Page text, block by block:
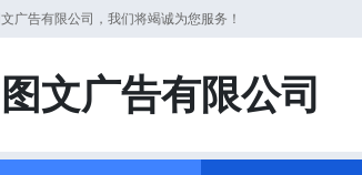
广告有限公司，我们将竭诚为您服务！
文广告有限公司